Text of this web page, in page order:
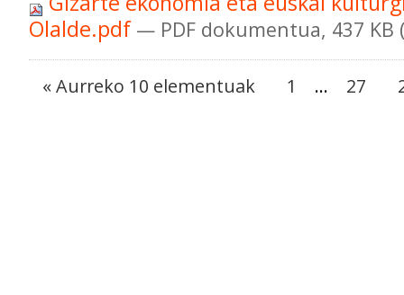
Olalde.pdf — PDF dokumentua, 437 KB
« Aurreko 10 elementuak 1 ... 27